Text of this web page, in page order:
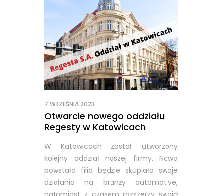
7 WRZEŚNIA 2023
Otwarcie nowego oddziału
Regesty w Katowicach
W Katowicach został utworzony
kolejny oddział naszej firmy. Nowo
powstała filia będzie skupiała swoje
działania na branży automotive,
natomiast z czasem rozszerzy swoją